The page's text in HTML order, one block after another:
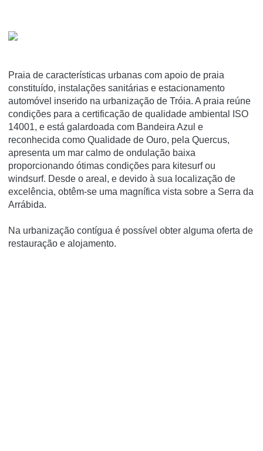
Praia de características urbanas com apoio de praia
constituído, instalações sanitárias e estacionamento
automóvel inserido na urbanização de Tróia. A praia reúne
condições para a certificação de qualidade ambiental ISO
14001, e está galardoada com Bandeira Azul e
reconhecida como Qualidade de Ouro, pela Quercus,
apresenta um mar calmo de ondulação baixa
proporcionando ótimas condições para kitesurf ou
windsurf. Desde o areal, e devido à sua localização de
excelência, obtêm-se uma magnífica vista sobre a Serra da
Arrábida.
Na urbanização contígua é possível obter alguma oferta de
restauração e alojamento.